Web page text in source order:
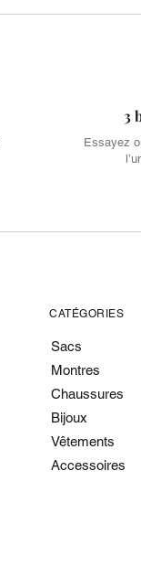
3
Essayez
CATÉGORIES
Sacs
Montres
Chaussures
Bijoux
Vêtements
Accessoires